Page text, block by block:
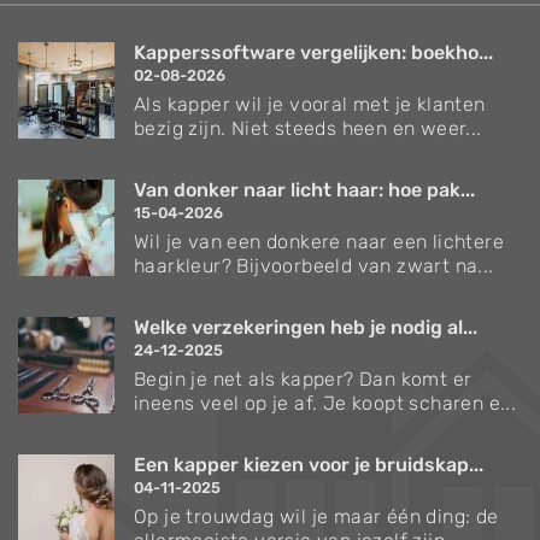
Kapperssoftware vergelijken: boekho...
02-08-2026
Als kapper wil je vooral met je klanten
bezig zijn. Niet steeds heen en weer...
Van donker naar licht haar: hoe pak...
15-04-2026
Wil je van een donkere naar een lichtere
haarkleur? Bijvoorbeeld van zwart na...
Welke verzekeringen heb je nodig al...
24-12-2025
Begin je net als kapper? Dan komt er
ineens veel op je af. Je koopt scharen e...
Een kapper kiezen voor je bruidskap...
04-11-2025
Op je trouwdag wil je maar één ding: de